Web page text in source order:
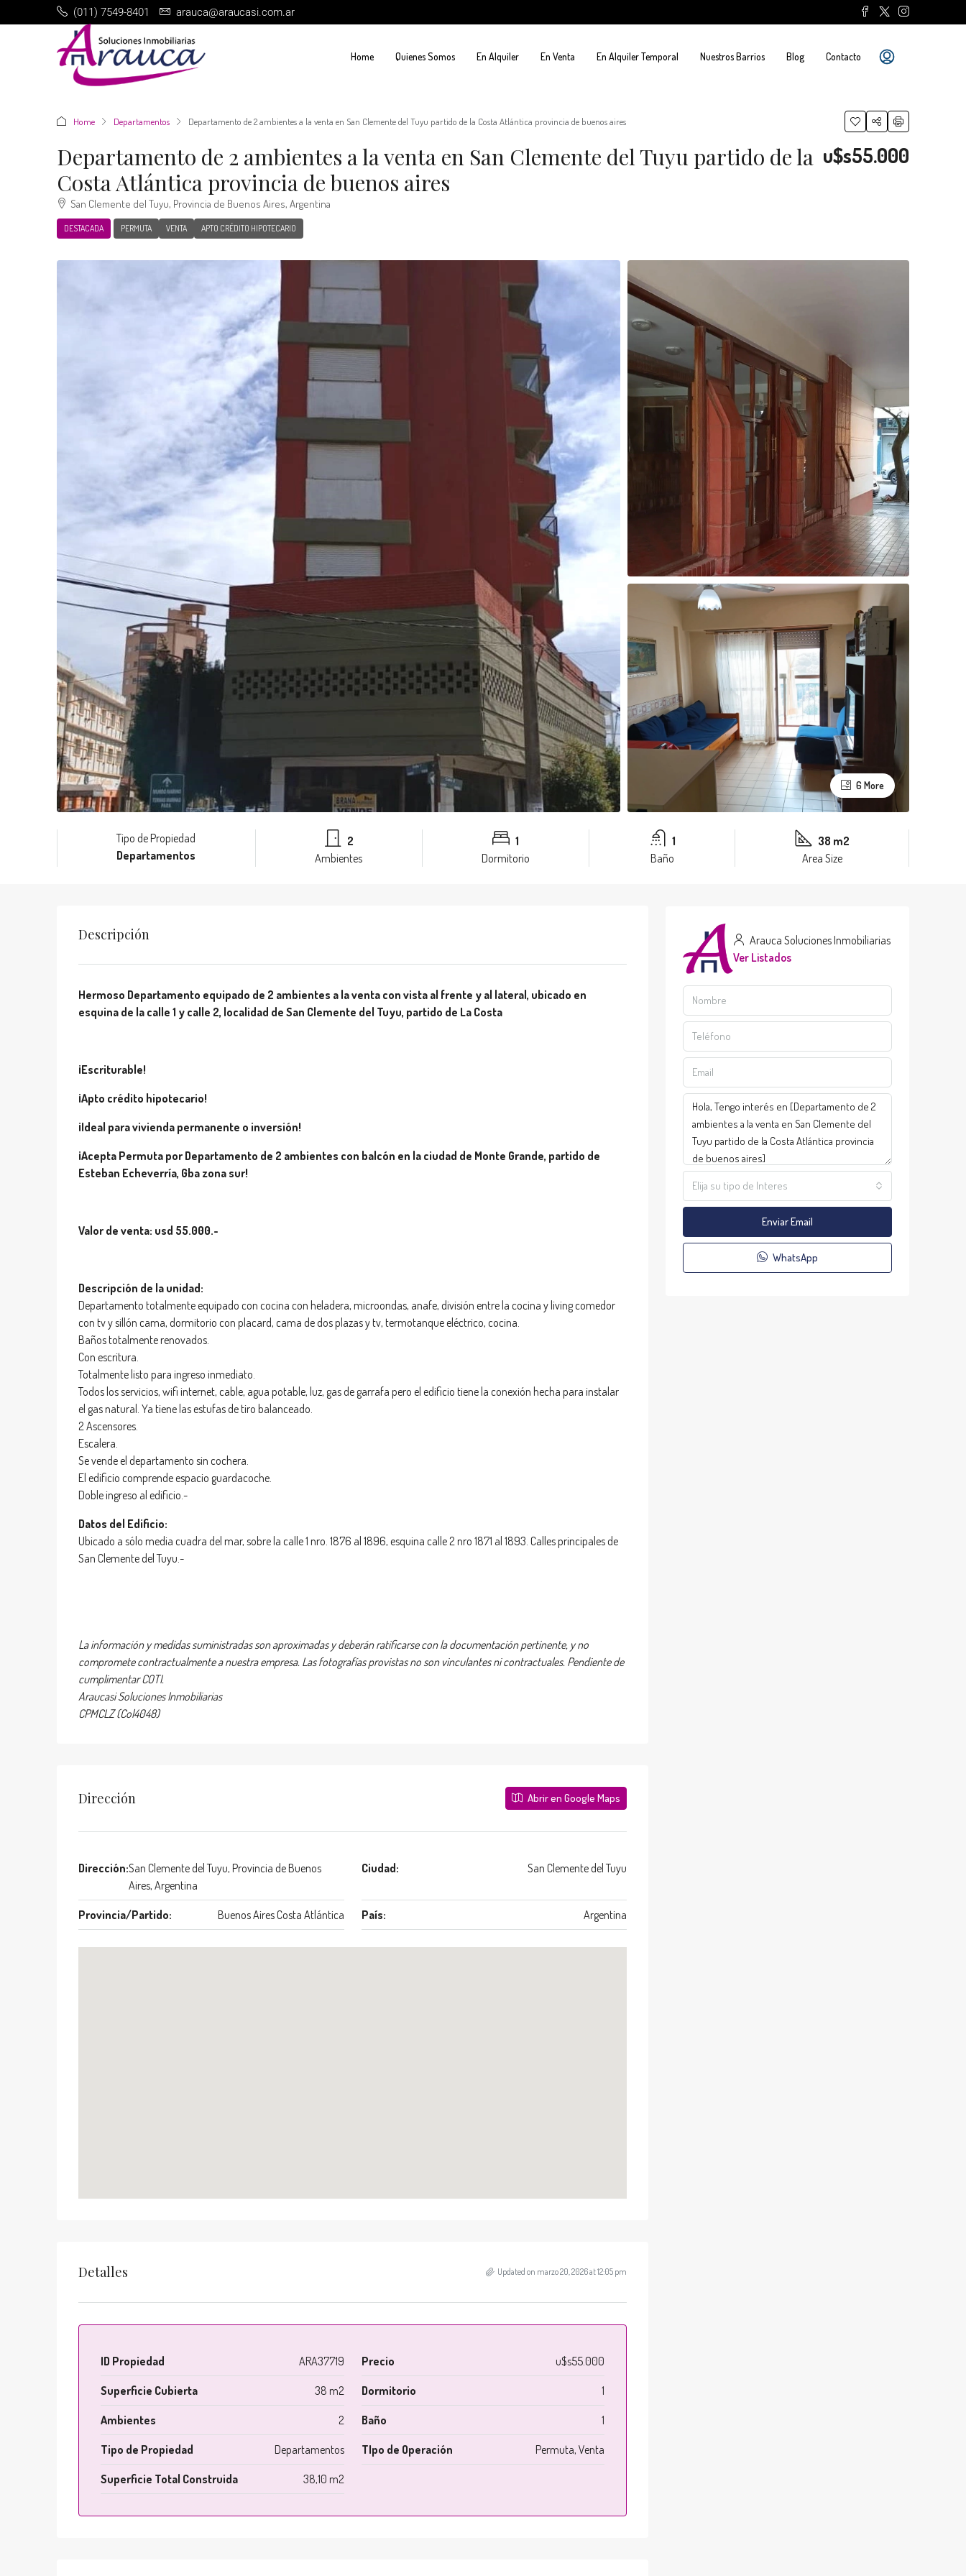
(011) 7549-8401 arauca@araucasi.com.ar
Home Quienes Somos En Alquiler En Venta En Alquiler Temporal Nuestros Barrios Blog Contacto
Home Departamentos Departamento de 2 ambientes a la venta en San Clemente del Tuyu partido de la Costa Atlántica provincia de buenos aires
Departamento de 2 ambientes a la venta en San Clemente del Tuyu partido de la
Costa Atlántica provincia de buenos aires
San Clemente del Tuyu, Provincia de Buenos Aires, Argentina
DESTACADA PERMUTA VENTA APTO CRÉDITO HIPOTECARIO
u$s55.000
6 More
Tipo de Propiedad
Departamentos
2
Ambientes
1
Dormitorio
1
Baño
38 m2
Area Size
Descripción
Hermoso Departamento equipado de 2 ambientes a la venta con vista al frente y al lateral, ubicado en
esquina de la calle 1 y calle 2, localidad de San Clemente del Tuyu, partido de La Costa
¡Escriturable!
¡Apto crédito hipotecario!
¡Ideal para vivienda permanente o inversión!
¡Acepta Permuta por Departamento de 2 ambientes con balcón en la ciudad de Monte Grande, partido de
Esteban Echeverría, Gba zona sur!
Valor de venta: usd 55.000.-
Descripción de la unidad:
Departamento totalmente equipado con cocina con heladera, microondas, anafe, división entre la cocina y living comedor
con tv y sillón cama, dormitorio con placard, cama de dos plazas y tv, termotanque eléctrico, cocina.
Baños totalmente renovados.
Con escritura.
Totalmente listo para ingreso inmediato.
Todos los servicios, wifi internet, cable, agua potable, luz, gas de garrafa pero el edificio tiene la conexión hecha para instalar
el gas natural. Ya tiene las estufas de tiro balanceado.
2 Ascensores.
Escalera.
Se vende el departamento sin cochera.
El edificio comprende espacio guardacoche.
Doble ingreso al edificio.-
Datos del Edificio:
Ubicado a sólo media cuadra del mar, sobre la calle 1 nro. 1876 al 1896, esquina calle 2 nro 1871 al 1893. Calles principales de
San Clemente del Tuyu.-
La información y medidas suministradas son aproximadas y deberán ratificarse con la documentación pertinente, y no
compromete contractualmente a nuestra empresa. Las fotografías provistas no son vinculantes ni contractuales. Pendiente de
cumplimentar COTI.
Araucasi Soluciones Inmobiliarias
CPMCLZ (Col4048)
Dirección Abrir en Google Maps
Dirección:San Clemente del Tuyu, Provincia de Buenos
Aires, Argentina
Ciudad: San Clemente del Tuyu
Provincia/Partido: Buenos Aires Costa Atlántica País: Argentina
Detalles Updated on marzo 20, 2026 at 12:05 pm
ID Propiedad ARA37719 Precio u$s55.000
Superficie Cubierta 38 m2 Dormitorio 1
Ambientes 2 Baño 1
Tipo de Propiedad Departamentos TIpo de Operación Permuta, Venta
Superficie Total Construida 38,10 m2
Arauca Soluciones Inmobiliarias
Ver Listados
Elija su tipo de Interes
Enviar Email
WhatsApp